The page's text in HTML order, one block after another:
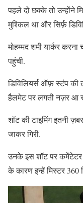
पहले दो छक्के तो उन्होंने
मुश्किल था और सिर्फ़
मोहम्मद शमी यार्कर
पहुंची.
डिविलियर्स ऑफ़ स्टंप
हैलमेट पर लगती नज़र आ
शॉट की टाइमिंग इतनी
जाकर गिरी.
उनके इस शॉट पर कमेंटेटर
के कारण इन्हें मिस्टर 360